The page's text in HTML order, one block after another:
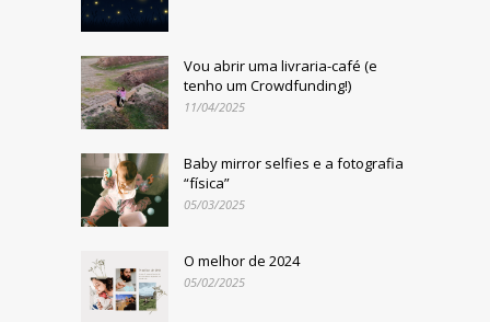
Vou abrir uma livraria-café (e
tenho um Crowdfunding!)
11/04/2025
Baby mirror selfies e a fotografia
“física”
05/03/2025
O melhor de 2024
05/02/2025